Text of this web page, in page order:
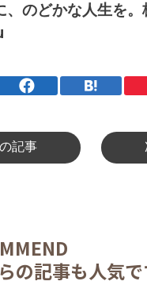
、のどかな人生を。
記事
の記事も人気